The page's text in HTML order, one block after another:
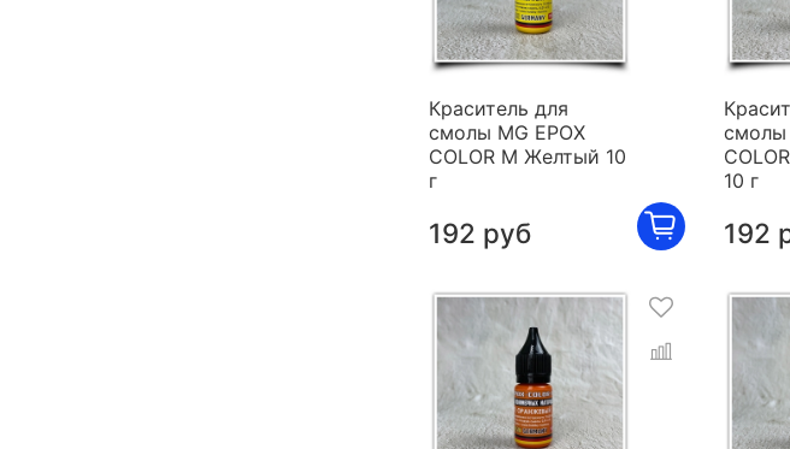
Краситель для
смолы MG EPOX
COLOR M Желтый 10
г
192 руб
смолы
10 г
192